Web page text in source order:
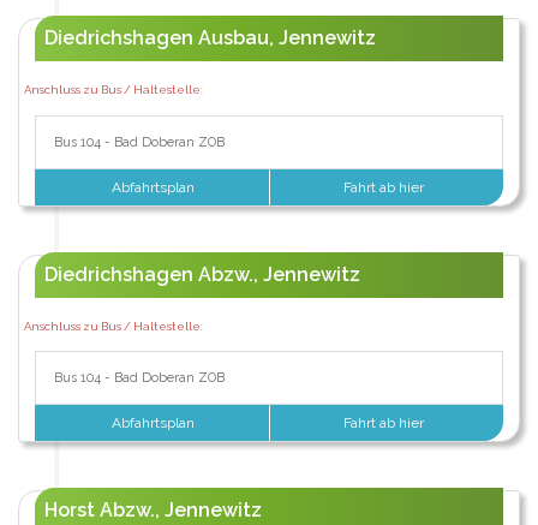
Diedrichshagen Ausbau, Jennewitz
Anschluss zu Bus / Haltestelle:
Bus 104 - Bad Doberan ZOB
Abfahrtsplan Fahrt ab hier
Diedrichshagen Abzw., Jennewitz
Anschluss zu Bus / Haltestelle:
Bus 104 - Bad Doberan ZOB
Abfahrtsplan Fahrt ab hier
Horst Abzw., Jennewitz